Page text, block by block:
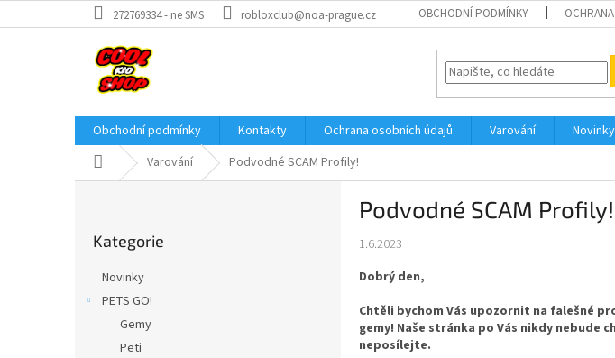
na
272769334 - ne SMS robloxclub@noa-prague.cz OBCHODNÍ PODMÍNKY
Obchodní podmínky Kontakty Ochrana osobních údajů Varování Novinky
Domů Varování Podvodné SCAM Profily!
kategorie
Kategorie
Novinky
PETS GO!
Gemy
Peti
Podvodné SCAM Profily!
1.6.2023
Dobrý den,
Chtěli bychom Vás upozornit na falešné
gemy! Naše stránka po Vás nikdy nebude
neposílejte.